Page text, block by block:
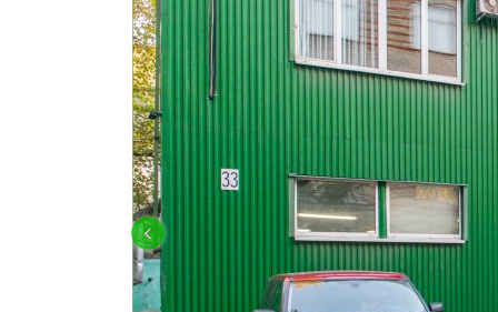
КУЗОВНОЙ РЕМОНТ LAND ROVER
‹